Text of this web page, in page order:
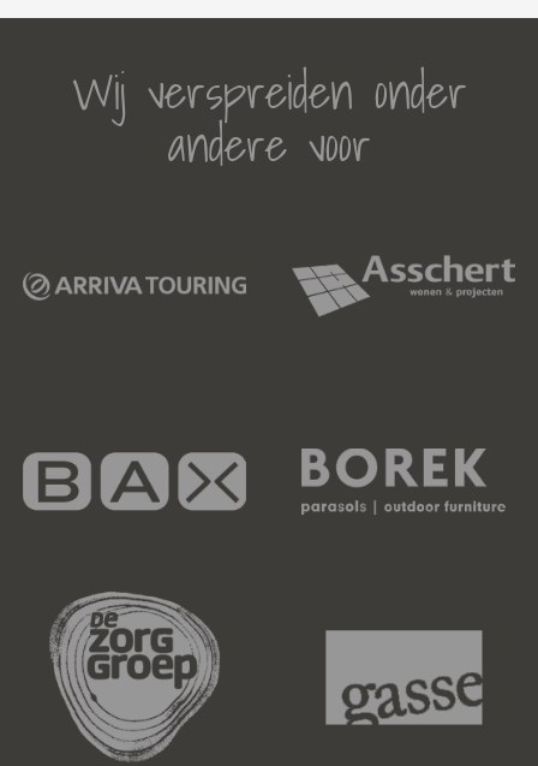
Wij verspreiden onder
andere voor